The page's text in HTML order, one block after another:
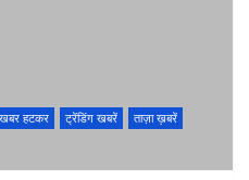
खबर हटकर ट्रेंडिंग खबरें
ताज़ा ख़बरें